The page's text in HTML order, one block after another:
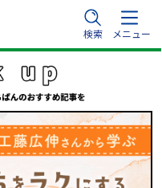
検索 メニュー